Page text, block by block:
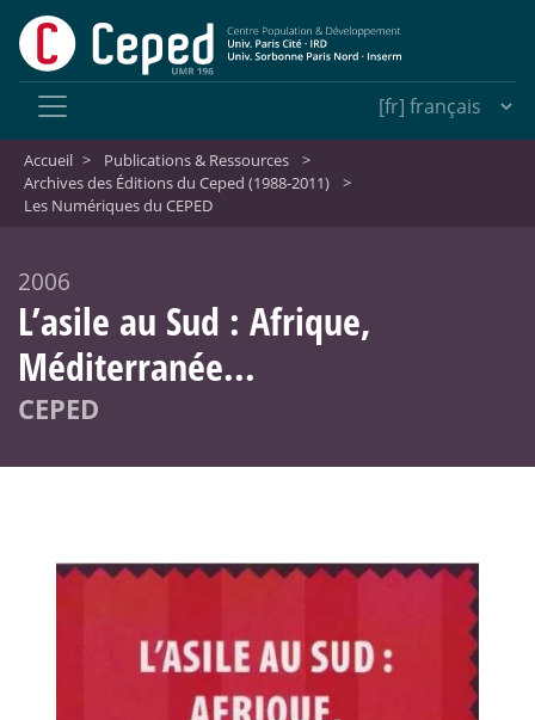
Accueil > Publications & Ressources
>
Archives des Éditions du Ceped (1988-2011)
>
Les Numériques du CEPED
2006
L’asile au Sud : Afrique,
Méditerranée...
CEPED